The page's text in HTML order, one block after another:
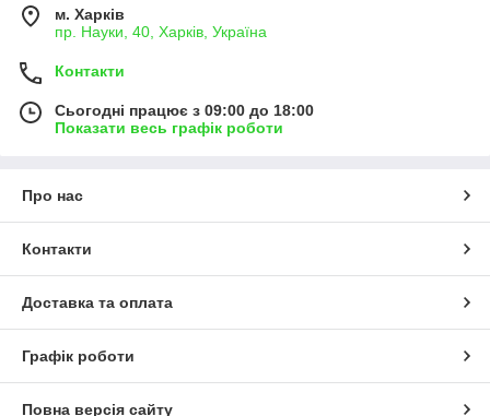
м. Харків
пр. Науки, 40, Харків, Україна
Контакти
Сьогодні працює з 09:00 до 18:00
Показати весь графік роботи
Про нас
Контакти
Доставка та оплата
Графік роботи
Повна версія сайту